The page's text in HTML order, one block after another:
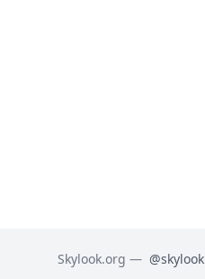
Skylook.org — @skylook